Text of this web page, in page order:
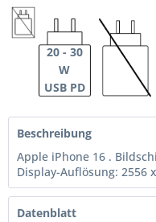
20 - 30
W
USB PD
Beschreibung
Apple iPhone 16 .
Display-Auflösung: 2556
Datenblatt